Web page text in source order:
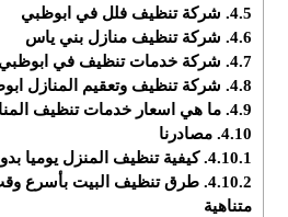
4.5. شركة تنظيف فلل في ابوظبي
4.6. شركة تنظيف منازل بني ياس
4.7. شركة خدمات تنظيف في ابوظبي
4.8. شركة تنظيف وتعقيم المنازل
4.9. ما هي اسعار خدمات تنظيف
4.10. مصادرنا
4.10.1. كيفية تنظيف المنزل يوميا
4.10.2. طرق تنظيف البيت بأسرع
متناهية